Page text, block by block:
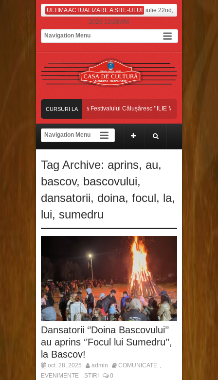
ULTIMA ACTUALIZARE A SITE-ULUI
iulie 22nd,
2026 10:28 AM
CURSURI LA
ZI
bascoveni, pe scena Festivalului Călușăresc ’’ILIE MARTIN’’, din
bascoveni, pe scena Festivalului Călușăresc ’’ILIE MARTIN’’, din
Tag Archive: aprins, au,
bascov, bascovului,
dansatorii, doina, focul, la,
lui, sumedru
Dansatorii ‘’Doina Bascovului’’
au aprins ‘’Focul lui Sumedru’’,
la Bascov!
oct. 28, 2025 admin COMUNICATE
EVENIMENTE STIRI 0